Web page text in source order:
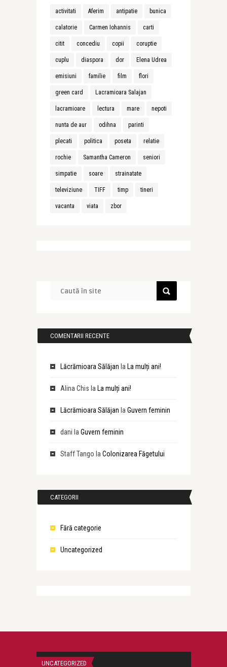
activitati Aferim antipatie bunica
calatorie Carmen Iohannis carti
citit concediu copii coruptie
cuplu diaspora dor Elena Udrea
emisiuni familie film flori
green card Lacramioara Salajan
lacramioare lectura mare nepoti
nunta de aur odihna parinti
plecati politica poseta relatie
rochie Samantha Cameron seniori
simpatie soare strainatate
televiziune TIFF timp tineri
vacanta viata zbor
COMENTARII RECENTE
Lăcrămioara Sălăjan la La mulți ani!
Alina Chis la La mulți ani!
Lăcrămioara Sălăjan la Guvern feminin
dani la Guvern feminin
Staff Tango la Colonizarea Făgetului
CATEGORII
Fără categorie
Uncategorized
UNCATEGORIZED